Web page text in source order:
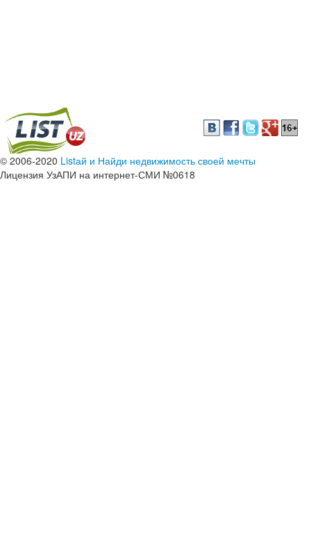
© 2006-2020 Listай и Найди недвижимость своей мечты
Лицензия УзАПИ на интернет-СМИ №0618